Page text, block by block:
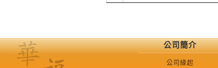
公司簡介
公司緣起